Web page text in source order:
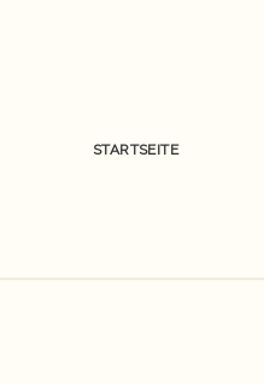
STARTSEITE